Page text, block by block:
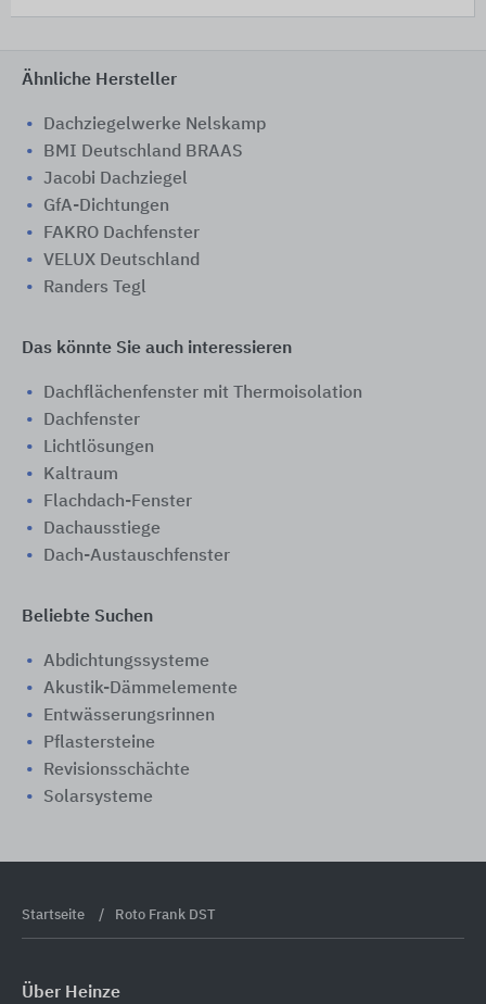
Ähnliche Hersteller
Dachziegelwerke Nelskamp
BMI Deutschland BRAAS
Jacobi Dachziegel
GfA-Dichtungen
FAKRO Dachfenster
VELUX Deutschland
Randers Tegl
Das könnte Sie auch interessieren
Dachflächenfenster mit Thermoisolation
Dachfenster
Lichtlösungen
Kaltraum
Flachdach-Fenster
Dachausstiege
Dach-Austauschfenster
Beliebte Suchen
Abdichtungssysteme
Akustik-Dämmelemente
Entwässerungsrinnen
Pflastersteine
Revisionsschächte
Solarsysteme
Startseite Roto Frank DST
Über Heinze